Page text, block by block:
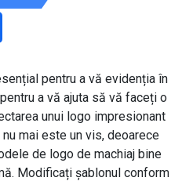
pentru a vă evidenția în
a vă ajuta să vă faceți o
unui logo impresionant
mai este un vis, deoarece
de logo de machiaj bine
Modificați șablonul conform